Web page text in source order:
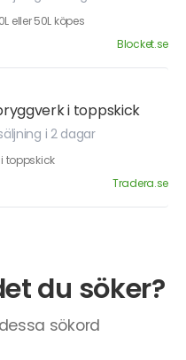
eller 50L köpes
Blocket.se
i toppskick
i 2 dagar
toppskick
Tradera.se
du söker?
sökord